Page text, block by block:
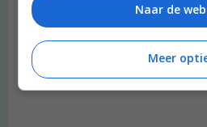
Naar de
Meer